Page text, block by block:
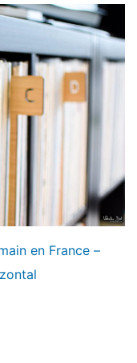
en France –